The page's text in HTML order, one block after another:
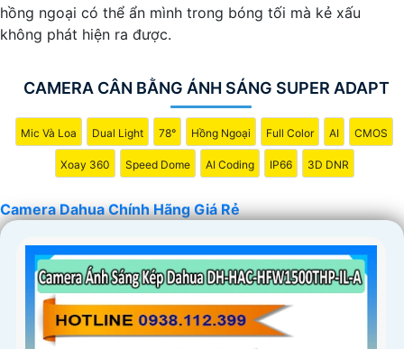
được Camera Dahua chính hãng, giá rẻ và chất lượng. Nếu
bạn có thêm câu hỏi hoặc cần tư vấn thêm, đừng ngần
hồng ngoại có thể ẩn mình trong bóng tối mà kẻ xấu
không phát hiện ra được.
CAMERA CÂN BẰNG ÁNH SÁNG SUPER ADAPT
Mic Và Loa Dual Light 78° Hồng Ngoại Full Color AI CMOS
Xoay 360 Speed Dome AI Coding IP66 3D DNR
Camera Dahua Chính Hãng Giá Rẻ